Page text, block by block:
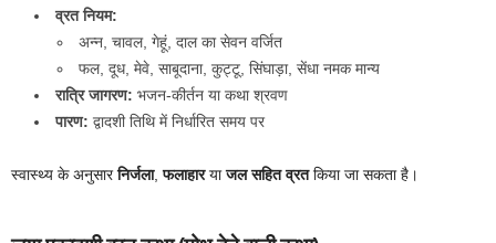
व्रत नियम:
अन्न, चावल, गेहूं, दाल का सेवन वर्जित
फल, दूध, मेवे, साबूदाना, कुट्टू, सिंघाड़ा, सेंधा नमक मान्य
रात्रि जागरण: भजन-कीर्तन या कथा श्रवण
पारण: द्वादशी तिथि में निर्धारित समय पर
स्वास्थ्य के अनुसारनिर्जला,फलाहारयाजल सहित व्रतकिया जा सकता है।